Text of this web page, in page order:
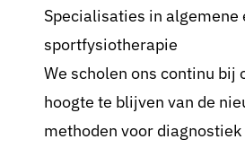
Specialisaties in algemene
sportfysiotherapie
We scholen ons continu bij
hoogte te blijven van de
methoden voor diagnostiek